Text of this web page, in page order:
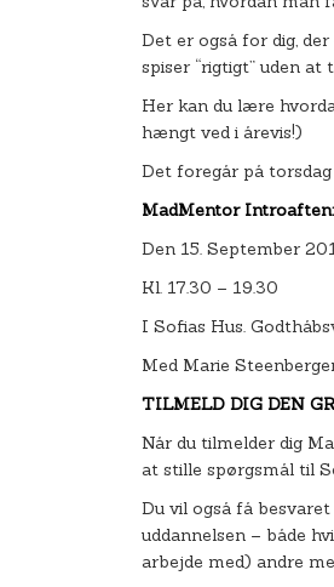
Det er også for dig,
spiser “rigtigt” uden
Her kan du lære
hængt ved i årevis!)
Det foregår på
MadMentor Introaften:
Den 15. September
Kl. 17.30 – 19.30
I Sofias Hus.
Med Marie
TILMELD DIG DEN
Når du tilmelder dig
at stille spørgsmål til
Du vil også få
uddannelsen – både
arbejde med) andre